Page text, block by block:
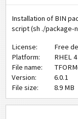
Installation of BIN
script (sh ./package-
License:
Free
Platform:
RHEL 4
File name:
Version:
6.0.1
File size:
8.9 MB